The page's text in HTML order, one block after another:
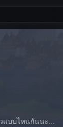
แบบไหนกันนะ...